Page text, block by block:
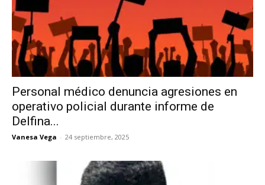
Personal médico denuncia agresiones en
operativo policial durante informe de
Delfina...
Vanesa Vega - 24 septiembre, 2025